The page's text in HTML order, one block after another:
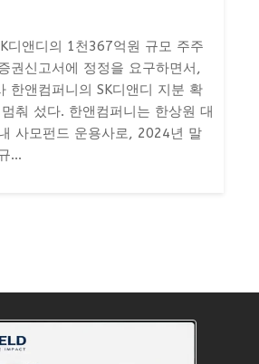
디앤디의 1천367억원 규모 주주
권신고서에 정정을 요구하면서,
한앤컴퍼니의 SK디앤디 지분 확
춰 섰다. 한앤컴퍼니는 한상원 대
사모펀드 운용사로, 2024년 말
...